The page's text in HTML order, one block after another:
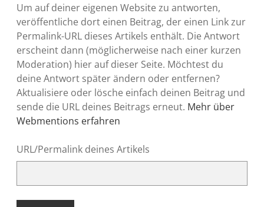
Um auf deiner eigenen Website zu antworten,
veröffentliche dort einen Beitrag, der einen Link zur
Permalink-URL dieses Artikels enthält. Die Antwort
erscheint dann (möglicherweise nach einer kurzen
Moderation) hier auf dieser Seite. Möchtest du
deine Antwort später ändern oder entfernen?
Aktualisiere oder lösche einfach deinen Beitrag und
sende die URL deines Beitrags erneut. Mehr über
Webmentions erfahren
URL/Permalink deines Artikels